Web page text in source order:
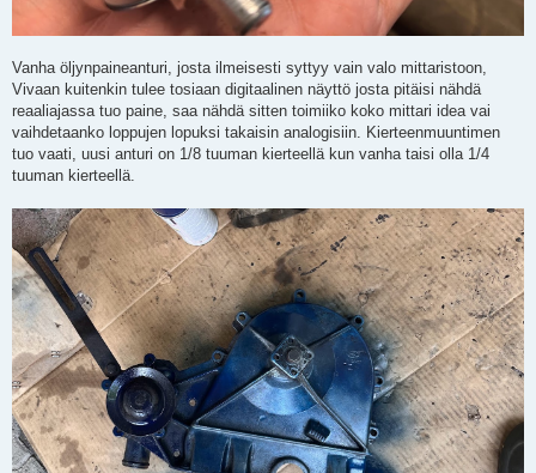
Vanha öljynpaineanturi, josta ilmeisesti syttyy vain valo mittaristoon,
Vivaan kuitenkin tulee tosiaan digitaalinen näyttö josta pitäisi nähdä
reaaliajassa tuo paine, saa nähdä sitten toimiiko koko mittari idea vai
vaihdetaanko loppujen lopuksi takaisin analogisiin. Kierteenmuuntimen
tuo vaati, uusi anturi on 1/8 tuuman kierteellä kun vanha taisi olla 1/4
tuuman kierteellä.